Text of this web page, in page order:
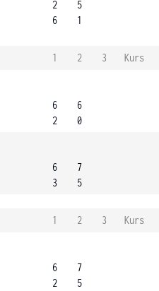
2
6
5
1
1 2 3
Kurs
6
2
6
0
6
3
7
5
1 2 3
Kurs
6
2
7
5